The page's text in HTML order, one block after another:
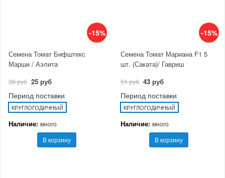
-15%
Семена Томат Бифштекс
Марши / Аэлита
30 руб 25 руб
Период поставки
КРУГЛОГОДИЧНЫЙ
Наличие: много
В корзину
-15%
Семена Томат Мариана F1 5
шт. (Саката)/ Гавриш
51 руб 43 руб
Период поставки
КРУГЛОГОДИЧНЫЙ
Наличие: много
В корзину